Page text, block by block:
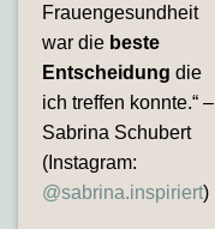
Frauengesundheit
war die beste
Entscheidung die
ich treffen konnte.“ –
Sabrina Schubert
(Instagram:
@sabrina.inspiriert)